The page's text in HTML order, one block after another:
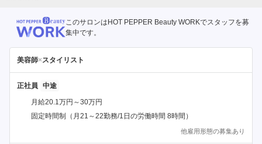
このサロンはHOT PEPPER Beauty WORKでスタッフを募
集中です。
美容師× スタイリスト
正社員
月給20.1万円～30万円
固定時間制（月21～22勤務/1日の労働時間 8時間）
他雇用形態の募集あり